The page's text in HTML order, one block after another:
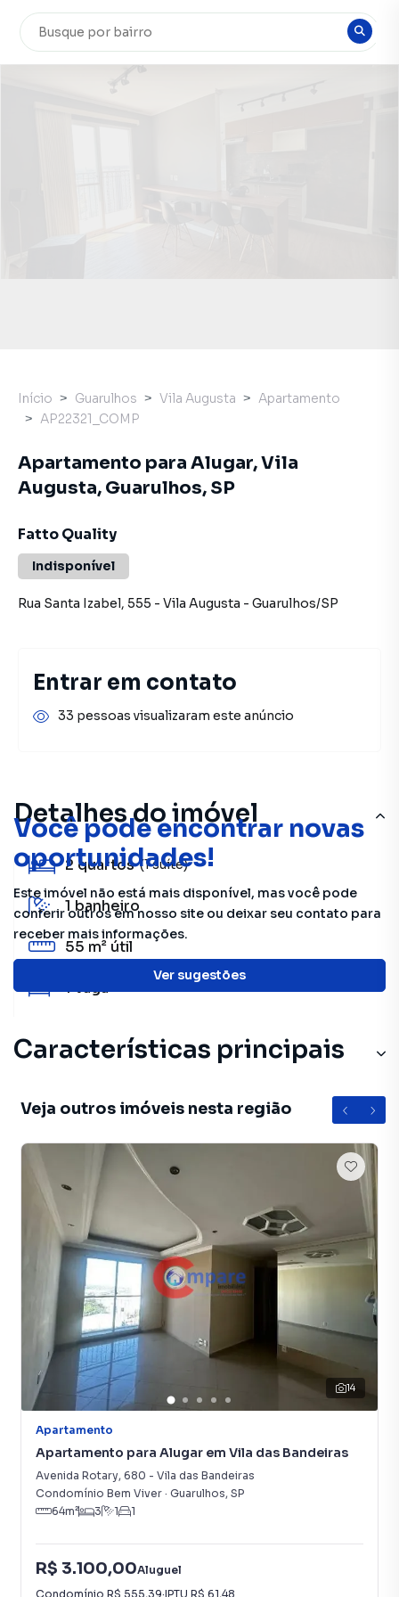
Você pode encontrar novas
oportunidades!
Este imóvel não está mais disponível, mas você pode
conferir outros em nosso site ou deixar seu contato para
receber mais informações.
Ver sugestões
Detalhes do imóvel
2 quartos (1 suíte)
1 banheiro
55 m² útil
1vaga
Características principais
Veja outros imóveis nesta região
14
Apartamento
Apartamento para Alugar em Vila das Bandeiras
Avenida Rotary, 680 - Vila das Bandeiras
Condomínio Bem Viver · Guarulhos, SP
64m² 3 1 1
R$ 3.100,00Aluguel
Condomínio R$ 555,39·IPTU R$ 61,48
Início Guarulhos Vila Augusta
Apartamento
AP22321_COMP
Apartamento para Alugar, Vila
Augusta, Guarulhos, SP
Fatto Quality
Indisponível
Rua Santa Izabel, 555 - Vila Augusta - Guarulhos/SP
Entrar em contato
33 pessoas visualizaram este anúncio